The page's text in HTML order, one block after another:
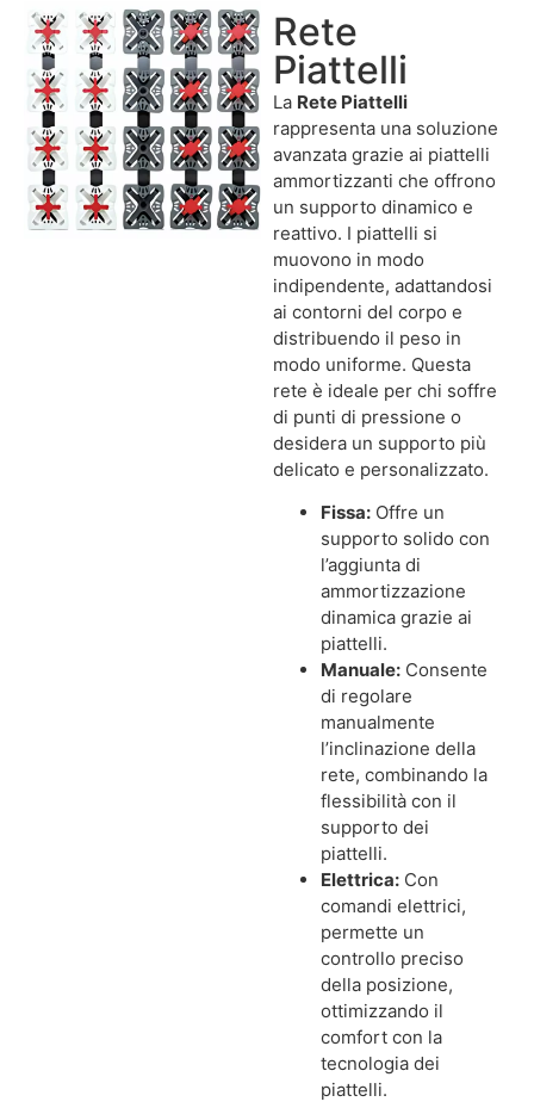
Rete
Piattelli
La Rete Piattelli
rappresenta una soluzione
avanzata grazie ai piattelli
ammortizzanti che offrono
un supporto dinamico e
reattivo. I piattelli si
muovono in modo
indipendente, adattandosi
ai contorni del corpo e
distribuendo il peso in
modo uniforme. Questa
rete è ideale per chi soffre
di punti di pressione o
desidera un supporto più
delicato e personalizzato.
Fissa:Offre un
supporto solido con
l’aggiunta di
ammortizzazione
dinamica grazie ai
piattelli.
Manuale:Consente
di regolare
manualmente
l’inclinazione della
rete, combinando la
flessibilità con il
supporto dei
piattelli.
Elettrica:Con
comandi elettrici,
permette un
controllo preciso
della posizione,
ottimizzando il
comfort con la
tecnologia dei
piattelli.